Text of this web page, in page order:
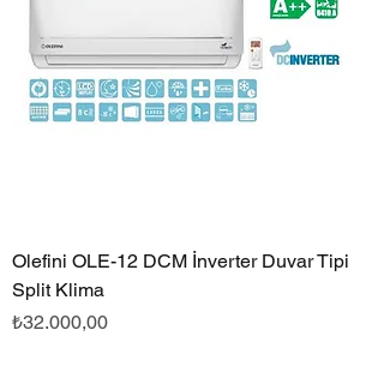
Olefini OLE-12 DCM İnverter Duvar Tipi
Split Klima
Fiyat
₺32.000,00